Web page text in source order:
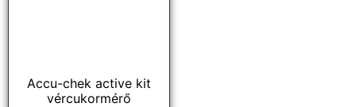
Accu-chek active kit
vércukormérő